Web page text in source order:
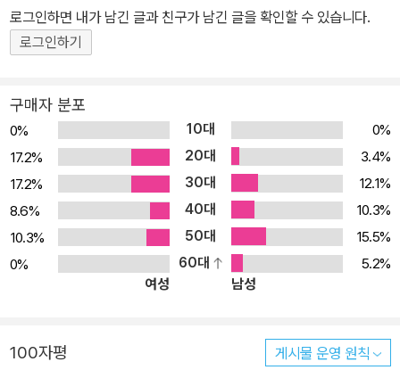
에서 길어 낸 깊고 순도 높은 글들로 엮은 데일리 묵상집이다. 2010
년에 한국어판이 출간되고 10주년을 맞이해 무선개정판으로 다시 찾
아왔다. 《순전한 기독교》, 《스크루테이프의 편지》, 《고통의 문제》,
글들이 하나님의 영적인 해를 따라 절묘하게 연결되어 있다. C. S. 루
이스는 우리를 고요한 사색의 공간으로 불러내어 매일 이 기쁨의 여
행에 동참할 것을 권유한다. 하나님의 영적인 해를 따라 읽기 C. S.
루이스 재단의 문학 자문위원이자 루이스의 비서였던 월터 후퍼는 이
선집을 교회력에 따라 엮었다. 사실 교회력은 몇 개의 절기를 제외하
고는 지금의 한국 개신교에서 지키지 않는다. 하지만 교회력에서 많
은 자양분을 섭취했던 루이스는 《스크루테이프의 편지》에서 악마 웜
우드의 입을 빌어 “예나 지금이나 변함없는” 교회력(‘영적인 해spirit
로 묵상집을 구성했다. 이 테마를 잘 따라온다면 루이스의 글을 가장
흥미롭고 다양하게 활용할 수 있을 거라고 생각했기 때문이다. 이 선
로그인하면 내가 남긴 글과 친구가 남긴 글을 확인할 수 있습니다.
로그인하기
구매자 분포
0% 10대
0%
17.2%
20대
3.4%
17.2%
30대
12.1%
8.6%
40대
10.3%
10.3%
50대
15.5%
0%
60대
5.2%
여성
남성
100자평 게시물 운영 원칙